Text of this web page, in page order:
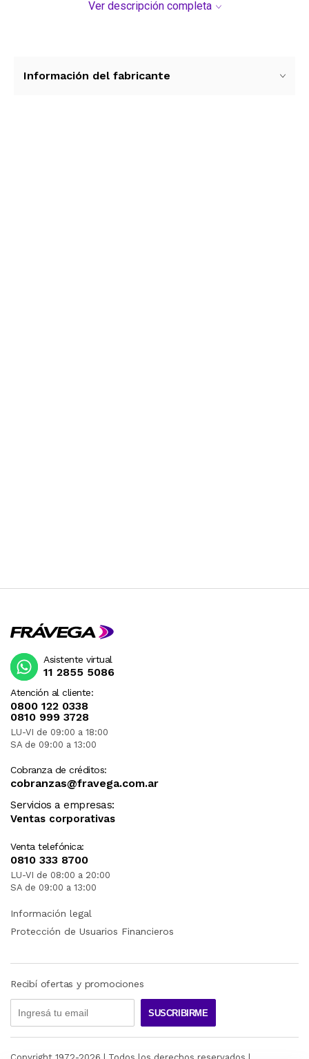
salud de la batería contra sobrecalentamientos.
cualquier bolso o mochila. El paquete incluye
Ver descripción completa
Información del fabricante
Atención al cliente:
0800 122 0338
0810 999 3728
LU-VI de 09:00 a 18:00
SA de 09:00 a 13:00
Cobranza de créditos:
cobranzas@fravega.com.ar
Servicios a empresas:
Ventas corporativas
Venta telefónica:
0810 333 8700
LU-VI de 08:00 a 20:00
SA de 09:00 a 13:00
Asistente virtual
11 2855 5086
Información legal
Protección de Usuarios Financieros
Recibí ofertas y promociones
SUSCRIBIRME